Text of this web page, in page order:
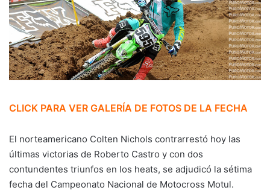
CLICK PARA VER GALERÍA DE FOTOS DE LA FECHA
El norteamericano Colten Nichols contrarrestó hoy las
últimas victorias de Roberto Castro y con dos
contundentes triunfos en los heats, se adjudicó la sétima
fecha del Campeonato Nacional de Motocross Motul.